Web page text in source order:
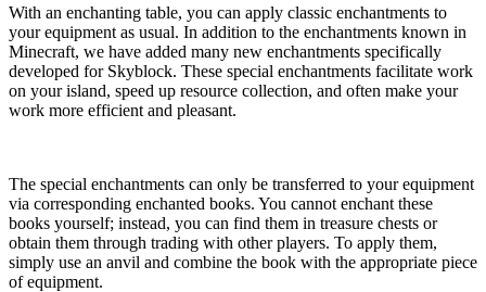
With an enchanting table, you can apply classic enchantments to
your equipment as usual. In addition to the enchantments known in
Minecraft, we have added many new enchantments specifically
developed for Skyblock. These special enchantments facilitate work
on your island, speed up resource collection, and often make your
work more efficient and pleasant.
The special enchantments can only be transferred to your equipment
via corresponding enchanted books. You cannot enchant these
books yourself; instead, you can find them in treasure chests or
obtain them through trading with other players. To apply them,
simply use an anvil and combine the book with the appropriate piece
of equipment.